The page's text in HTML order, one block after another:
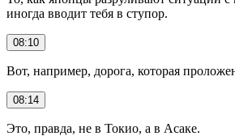
иногда вводит тебя в ступор.
08:10
Вот, например, дорога, которая
08:14
Это, правда, не в Токио, а в Асаке.